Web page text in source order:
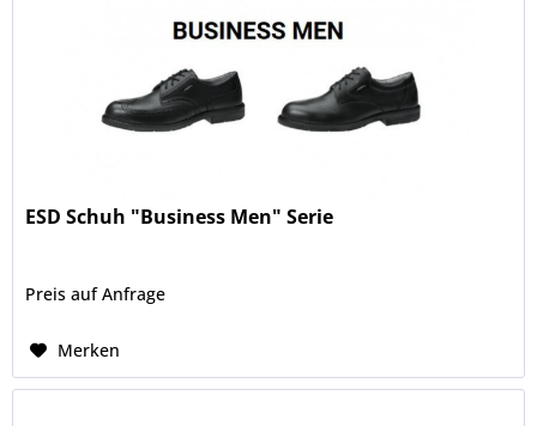
ESD Schuh "Business Men" Serie
Preis auf Anfrage
Merken